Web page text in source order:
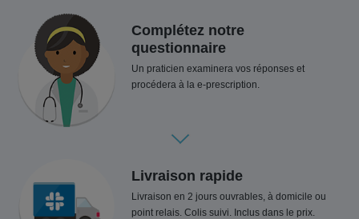
Complétez notre
questionnaire
Un praticien examinera vos réponses et
procédera à la e-prescription.
Livraison rapide
Livraison en 2 jours ouvrables, à domicile ou
point relais. Colis suivi. Inclus dans le prix.